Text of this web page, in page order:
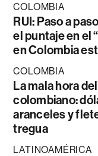
COLOMBIA
RUI: Paso a
el puntaje en el
en Colombia
COLOMBIA
La mala hora
colombiano:
aranceles y
tregua
LATINOAMÉRICA